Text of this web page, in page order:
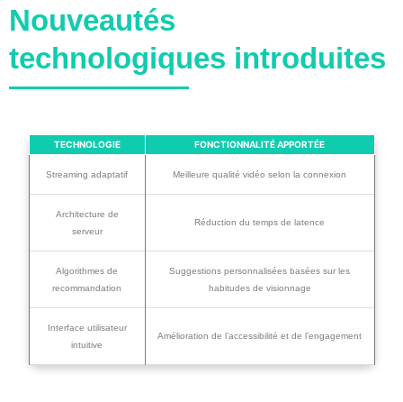
Nouveautés
technologiques introduites
TECHNOLOGIE FONCTIONNALITÉ APPORTÉE
Streaming adaptatif Meilleure qualité vidéo selon la connexion
Architecture de
serveur
Réduction du temps de latence
Algorithmes de
recommandation
Suggestions personnalisées basées sur les
habitudes de visionnage
Interface utilisateur
intuitive
Amélioration de l’accessibilité et de l’engagement